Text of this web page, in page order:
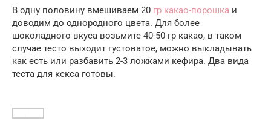
В одну половину вмешиваем 20 гр какао-порошка и
доводим до однородного цвета. Для более
шоколадного вкуса возьмите 40-50 гр какао, в таком
случае тесто выходит густоватое, можно выкладывать
как есть или разбавить 2-3 ложками кефира. Два вида
теста для кекса готовы.